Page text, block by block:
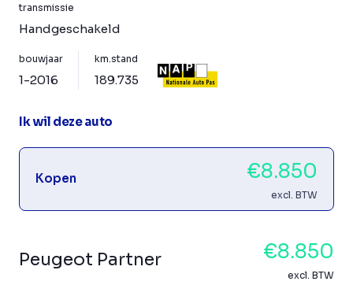
transmissie
Handgeschakeld
bouwjaar
1-2016
km.stand
189.735
Ik wil deze auto
Kopen €8.850
excl. BTW
Peugeot Partner €8.850
excl. BTW